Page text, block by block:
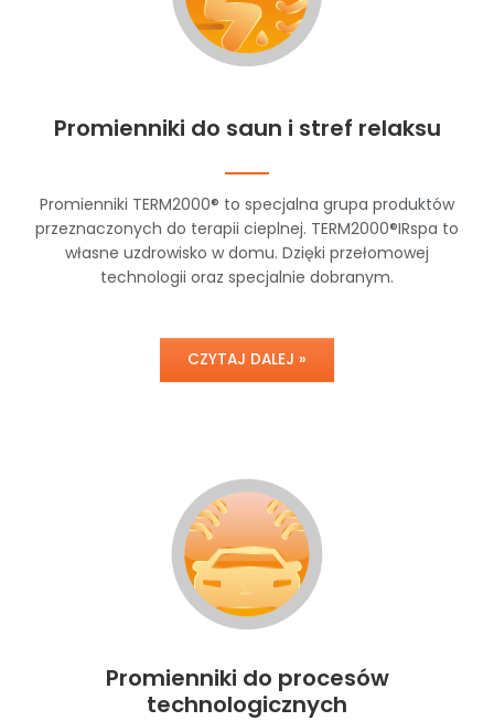
Promienniki do saun i stref relaksu
Promienniki TERM2000® to specjalna grupa produktów
przeznaczonych do terapii cieplnej. TERM2000®IRspa to
własne uzdrowisko w domu. Dzięki przełomowej
technologii oraz specjalnie dobranym.
CZYTAJ DALEJ »
Promienniki do procesów
technologicznych